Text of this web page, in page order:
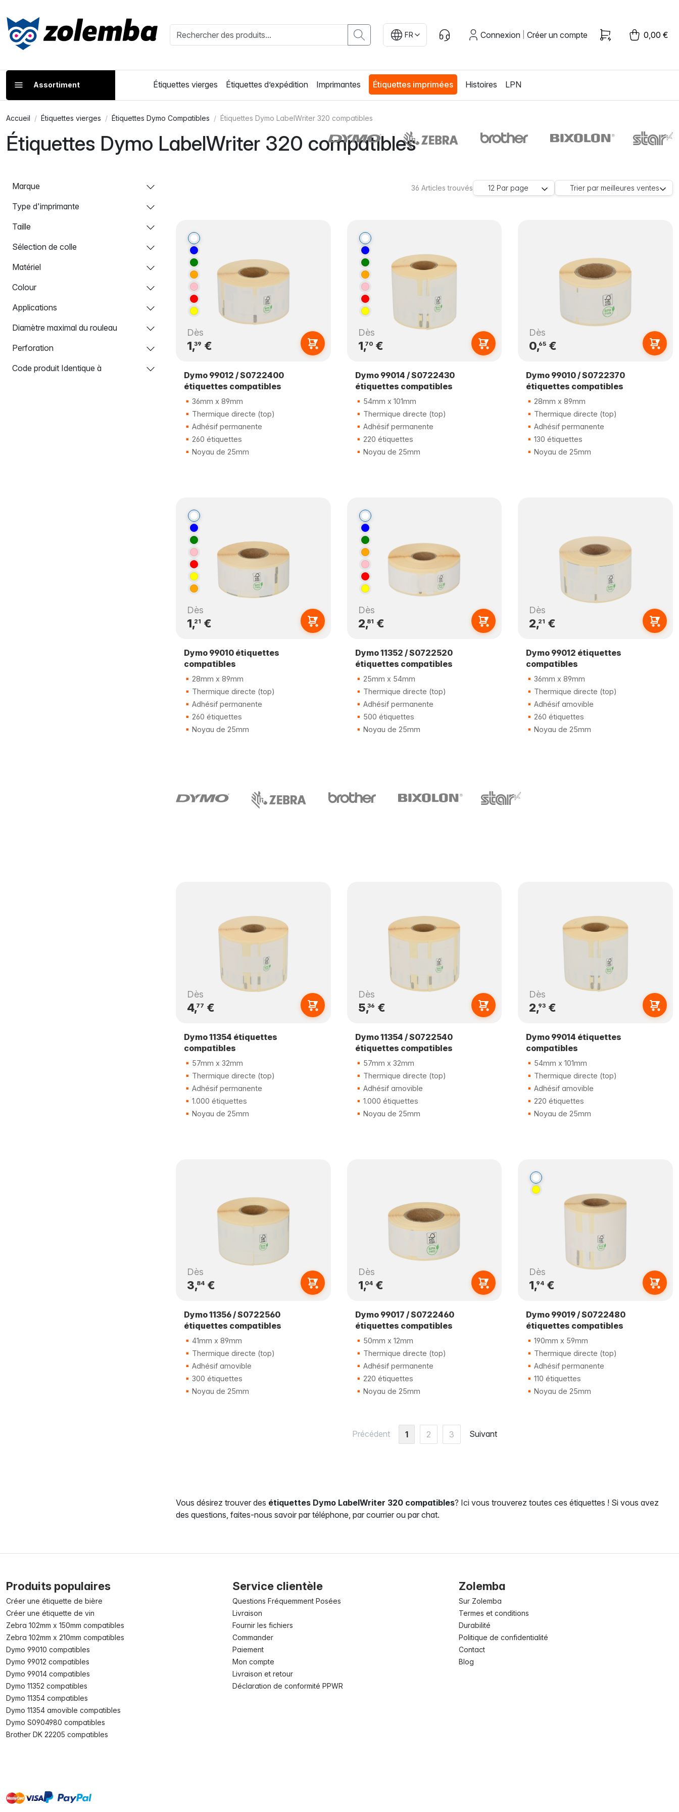
FR Connexion Créer un compte 0,00 €
Assortiment Étiquettes vierges Étiquettes d’expédition Imprimantes Étiquettes imprimées Histoires LPN
Accueil Étiquettes vierges Étiquettes Dymo Compatibles Étiquettes Dymo LabelWriter 320 compatibles
Étiquettes Dymo LabelWriter 320 compatibles
Marque
Type d'imprimante
Taille
Sélection de colle
Matériel
Colour
Applications
Diamètre maximal du rouleau
Perforation
Code produit Identique à
36Articles trouvés 12 Par page Trier par meilleures ventes
Dès
1,39 €
Dymo 99012 / S0722400
étiquettes compatibles
36mm x 89mm
Thermique directe (top)
Adhésif permanente
260 étiquettes
Noyau de 25mm
Dès
1,70 €
Dymo 99014 / S0722430
étiquettes compatibles
54mm x 101mm
Thermique directe (top)
Adhésif permanente
220 étiquettes
Noyau de 25mm
Dès
0,65€
Dymo 99010 / S0722370
étiquettes compatibles
28mm x 89mm
Thermique directe (top)
Adhésif permanente
130 étiquettes
Noyau de 25mm
Dès
1,21 €
Dymo 99010 étiquettes
compatibles
28mm x 89mm
Thermique directe (top)
Adhésif permanente
260 étiquettes
Noyau de 25mm
Dès
2,81 €
Dymo 11352 / S0722520
étiquettes compatibles
25mm x 54mm
Thermique directe (top)
Adhésif permanente
500 étiquettes
Noyau de 25mm
Dès
2,21 €
Dymo 99012 étiquettes
compatibles
36mm x 89mm
Thermique directe (top)
Adhésif amovible
260 étiquettes
Noyau de 25mm
Dès
4,77 €
Dymo 11354 étiquettes
compatibles
57mm x 32mm
Thermique directe (top)
Adhésif permanente
1.000 étiquettes
Noyau de 25mm
Dès
5,36 €
Dymo 11354 / S0722540
étiquettes compatibles
57mm x 32mm
Thermique directe (top)
Adhésif amovible
1.000 étiquettes
Noyau de 25mm
Dès
2,93€
Dymo 99014 étiquettes
compatibles
54mm x 101mm
Thermique directe (top)
Adhésif amovible
220 étiquettes
Noyau de 25mm
Dès
3,84€
Dymo 11356 / S0722560
étiquettes compatibles
41mm x 89mm
Thermique directe (top)
Adhésif amovible
300 étiquettes
Noyau de 25mm
Dès
1,04 €
Dymo 99017 / S0722460
étiquettes compatibles
50mm x 12mm
Thermique directe (top)
Adhésif permanente
220 étiquettes
Noyau de 25mm
Dès
1,94€
Dymo 99019 / S0722480
étiquettes compatibles
190mm x 59mm
Thermique directe (top)
Adhésif permanente
110 étiquettes
Noyau de 25mm
Précédent 1 2 3 Suivant
Vous désirez trouver des étiquettes Dymo LabelWriter 320 compatibles? Ici vous trouverez toutes ces étiquettes ! Si vous avez
des questions, faites-nous savoir par téléphone, par courrier ou par chat.
Produits populaires
Créer une étiquette de bière
Créer une étiquette de vin
Zebra 102mm x 150mm compatibles
Zebra 102mm x 210mm compatibles
Dymo 99010 compatibles
Dymo 99012 compatibles
Dymo 99014 compatibles
Dymo 11352 compatibles
Dymo 11354 compatibles
Dymo 11354 amovible compatibles
Dymo S0904980 compatibles
Brother DK 22205 compatibles
Service clientèle
Questions Fréquemment Posées
Livraison
Fournir les fichiers
Commander
Paiement
Mon compte
Livraison et retour
Déclaration de conformité PPWR
Zolemba
Sur Zolemba
Termes et conditions
Durabilité
Politique de confidentialité
Contact
Blog
mastervisa paypal